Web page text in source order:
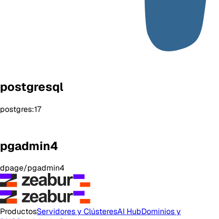
postgresql
postgres:17
pgadmin4
dpage/pgadmin4
ProductosServidores y ClústeresAI HubDominios y